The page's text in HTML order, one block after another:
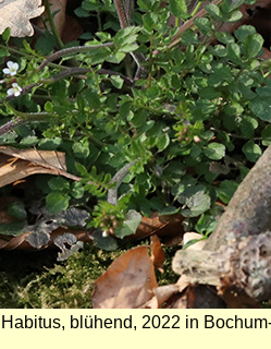
Habitus, blühend, 2022 in